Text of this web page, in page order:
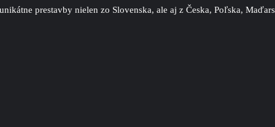
prestavby nielen zo Slovenska, ale aj z Česka, Poľska,